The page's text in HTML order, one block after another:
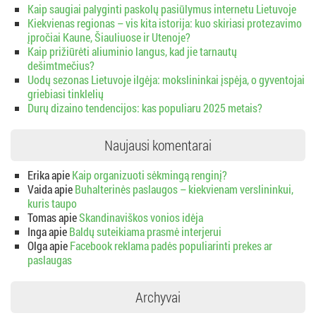
Kaip saugiai palyginti paskolų pasiūlymus internetu Lietuvoje
Kiekvienas regionas – vis kita istorija: kuo skiriasi protezavimo
įpročiai Kaune, Šiauliuose ir Utenoje?
Kaip prižiūrėti aliuminio langus, kad jie tarnautų
dešimtmečius?
Uodų sezonas Lietuvoje ilgėja: mokslininkai įspėja, o gyventojai
griebiasi tinklelių
Durų dizaino tendencijos: kas populiaru 2025 metais?
Naujausi komentarai
ErikaapieKaip organizuoti sėkmingą renginį?
VaidaapieBuhalterinės paslaugos – kiekvienam verslininkui,
kuris taupo
TomasapieSkandinaviškos vonios idėja
IngaapieBaldų suteikiama prasmė interjerui
OlgaapieFacebook reklama padės populiarinti prekes ar
paslaugas
Archyvai